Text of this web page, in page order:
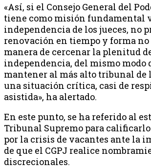
«Así, si el Consejo General del
tiene como misión fundamental
independencia de los jueces, no
renovación en tiempo y forma no
manera de cercenar la plenitud
independencia, del mismo modo
mantener al más alto tribunal de
una situación crítica, casi de
asistida», ha alertado.
En este punto, se ha referido al
Tribunal Supremo para calificarlo
por la crisis de vacantes ante la
de que el CGPJ realice
discrecionales.